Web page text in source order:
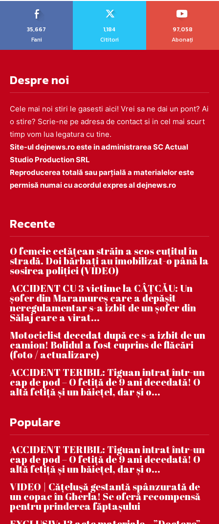
35,667
Fani
1,184
Cititori
97,058
Abonați
Despre noi
Cele mai noi stiri le gasesti aici! Vrei sa ne dai un pont? Ai
o stire? Scrie-ne pe adresa de contact si in cel mai scurt
timp vom lua legatura cu tine.
Site-ul dejnews.ro este in administrarea SC Actual
Studio Production SRL
Reproducerea totală sau parțială a materialelor este
permisă numai cu acordul expres al dejnews.ro
Recente
O femeie cetățean străin a scos cuțitul în
stradă. Doi bărbați au imobilizat-o până la
sosirea poliției (VIDEO)
ACCIDENT CU 3 victime la CÂȚCĂU: Un
șofer din Maramureș care a depășit
neregulamentar s-a izbit de un șofer din
Sălaj care a virat...
Motociclist decedat după ce s-a izbit de un
camion! Bolidul a fost cuprins de flăcări
(foto / actualizare)
ACCIDENT TERIBIL: Tiguan intrat într-un
cap de pod – O fetiță de 9 ani decedată! O
altă fetiță și un băiețel, dar și o...
Populare
ACCIDENT TERIBIL: Tiguan intrat într-un
cap de pod – O fetiță de 9 ani decedată! O
altă fetiță și un băiețel, dar și o...
VIDEO | Căţeluşă gestantă spânzurată de
un copac în Gherla! Se oferă recompensă
pentru prinderea făptaşului